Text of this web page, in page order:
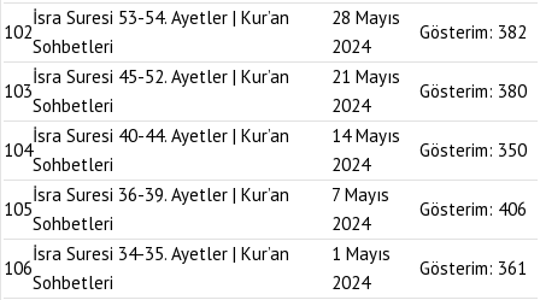
102
İsra Suresi 53-54. Ayetler | Kur’an
Sohbetleri
28 Mayıs
2024
Gösterim: 382
103
İsra Suresi 45-52. Ayetler | Kur’an
Sohbetleri
21 Mayıs
2024
Gösterim: 380
104
İsra Suresi 40-44. Ayetler | Kur’an
Sohbetleri
14 Mayıs
2024
Gösterim: 350
105
İsra Suresi 36-39. Ayetler | Kur’an
Sohbetleri
7 Mayıs
2024
Gösterim: 406
106
İsra Suresi 34-35. Ayetler | Kur’an
Sohbetleri
1 Mayıs
2024
Gösterim: 361